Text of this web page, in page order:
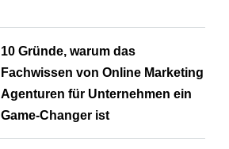
10 Gründe, warum das
Fachwissen von Online Marketing
Agenturen für Unternehmen ein
Game-Changer ist